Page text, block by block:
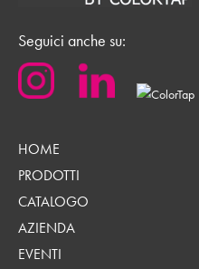
Seguici anche su:
HOME
PRODOTTI
CATALOGO
AZIENDA
EVENTI